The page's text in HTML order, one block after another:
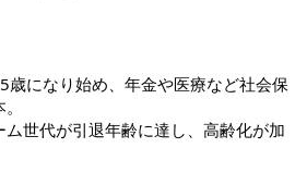
歳になり始め、年金や医療など社会保
世代が引退年齢に達し、高齢化が加